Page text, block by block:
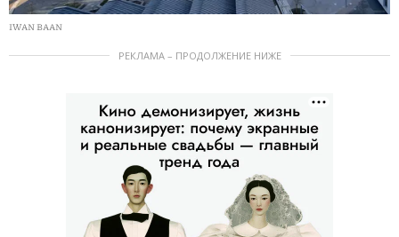
IWAN BAAN
РЕКЛАМА – ПРОДОЛЖЕНИЕ НИЖЕ